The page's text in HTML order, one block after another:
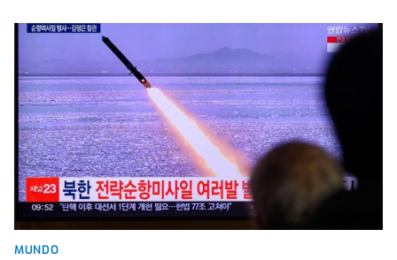
MUNDO